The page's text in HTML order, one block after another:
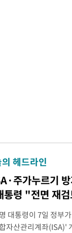
헤드라인
주가누르기
통령 "전면 재
대통령이 7일 정부
자산관리계좌(ISA)'